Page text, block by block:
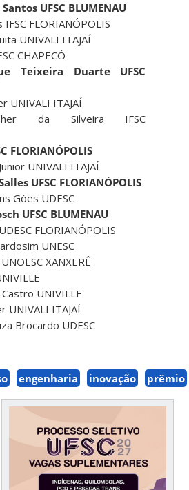
UFSC BLUMENAU
FLORIANÓPOLIS
UNIVALI ITAJAÍ
CHAPECÓ
Teixeira Duarte UFSC
UNIVALI ITAJAÍ
da Silveira IFSC
FLORIANÓPOLIS
UNIVALI ITAJAÍ
UFSC FLORIANÓPOLIS
Góes UDESC
UFSC BLUMENAU
FLORIANÓPOLIS
UNESC
XANXERÊ
UNIVILLE
UNIVALI ITAJAÍ
Brocardo UDESC
engenharia inovação prêmio